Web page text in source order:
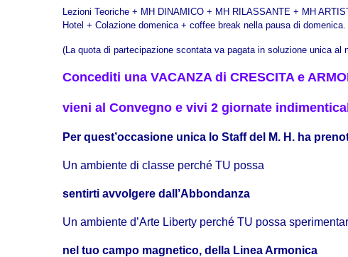
Lezioni Teoriche + MH DINAMICO + MH RILASSANTE + MH
Hotel + Colazione domenica + coffee break nella pausa di domenica.
(La quota di partecipazione scontata va pagata in soluzione unica al
Concediti una VACANZA di CRESCITA e
vieni al Convegno e vivi 2 giornate
Per quest’occasione unica lo Staff del M. H. ha
Un ambiente di classe perché TU possa
sentirti avvolgere dall’Abbondanza
Un ambiente d’Arte Liberty perché TU possa
nel tuo campo magnetico, della Linea Armonica